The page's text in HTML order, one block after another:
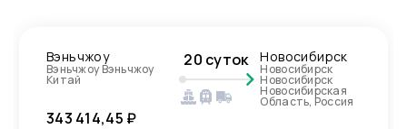
Вэньчжоу
Вэньчжоу Вэньчжоу
Китай
20 суток Новосибирск
Новосибирск
Новосибирск
Новосибирская
Область, Россия
343 414,45 ₽